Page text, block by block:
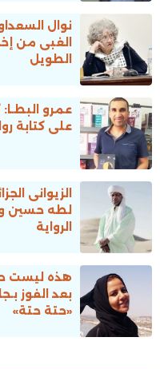
نوال
الغبى من
الطويل
عمرو
على كتابة
الزيوانى
لطه حسين
الرواية
هذه ليست
بعد الفوز
«حتة حتة»